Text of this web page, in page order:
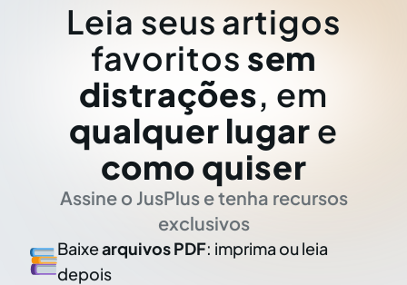
Leia seus artigos
favoritos sem
distrações, em
qualquer lugar e
como quiser
Assine o JusPlus e tenha recursos
exclusivos
Baixearquivos PDF: imprima ou leia
depois